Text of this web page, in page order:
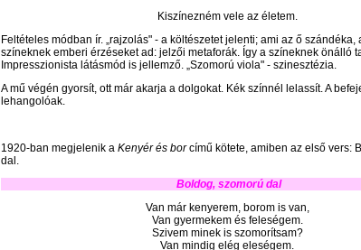
Kiszínezném vele az életem.
Feltételes módban ír. „rajzolás" - a költészetet jelenti; ami az ő szándéka,
színeknek emberi érzéseket ad: jelzői metaforák. Így a színeknek önálló
Impresszionista látásmód is jellemző. „Szomorú viola" - szinesztézia.
A mű végén gyorsít, ott már akarja a dolgokat. Kék színnél lelassít. A
lehangolóak.
1920-ban megjelenik a Kenyér és borcímű kötete, amiben az első vers:
dal.
Boldog, szomorú dal
Van már kenyerem, borom is van,
Van gyermekem és feleségem.
Szivem minek is szomorítsam?
Van mindig elég eleségem.